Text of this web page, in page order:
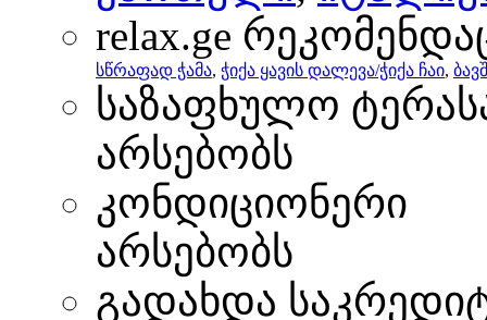
relax.ge
სწრაფად ჭამა, ჭიქა ყავის დალევა/ჭიქა ჩაი,
საზაფხულო
არსებობს
კონდიციონერი
არსებობს
გადახდა